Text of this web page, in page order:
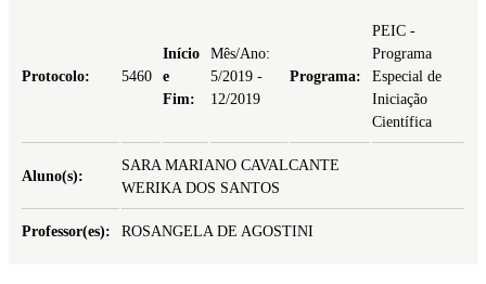
Protocolo: 5460
Início
e
Fim:
Mês/Ano:
5/2019 -
12/2019
Programa:
PEIC -
Programa
Especial de
Iniciação
Científica
Aluno(s):
SARA MARIANO CAVALCANTE
WERIKA DOS SANTOS
Professor(es): ROSANGELA DE AGOSTINI